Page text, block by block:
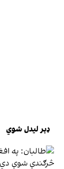
ډېر لیدل شوي